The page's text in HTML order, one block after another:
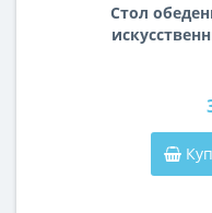
Стол